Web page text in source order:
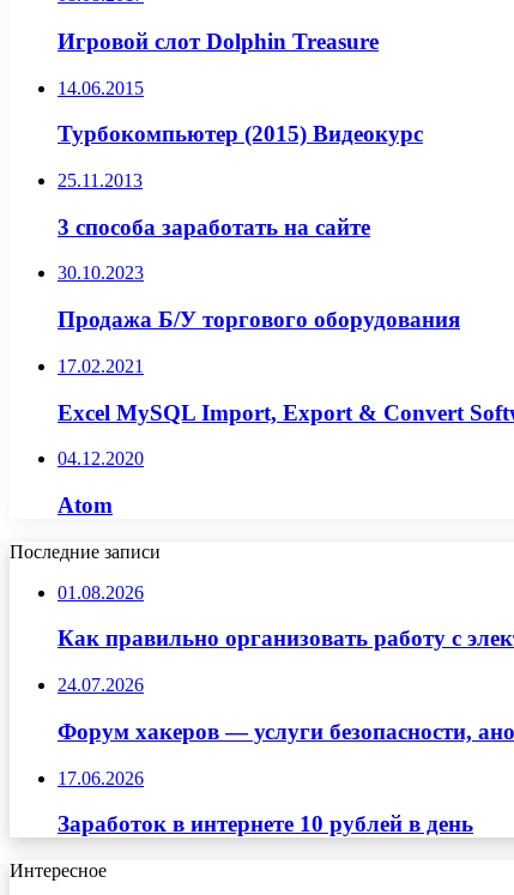
Игровой слот Dolphin Treasure
14.06.2015
Турбокомпьютер (2015) Видеокурс
25.11.2013
3 способа заработать на сайте
30.10.2023
Продажа Б/У торгового оборудования
17.02.2021
Excel MySQL Import, Export & Convert
04.12.2020
Atom
Последние записи
01.08.2026
Как правильно организовать работу с
24.07.2026
Форум хакеров — услуги безопасности,
17.06.2026
Заработок в интернете 10 рублей в день
Интересное